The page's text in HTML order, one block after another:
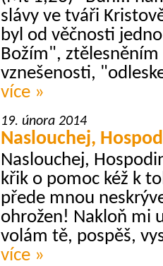
slávy ve tváři
byl od věčnosti
Božím", ztělesněním
vznešenosti,
více »
19. února 2014
Naslouchej,
Naslouchej,
křik o pomoc kéž k
přede mnou
ohrožen! Nakloň mi
volám tě, pospěš,
více »